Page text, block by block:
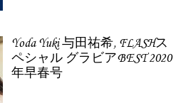
Yoda Yuki 与田祐希, FLASHス
ペシャル グラビアBEST 2020
年早春号